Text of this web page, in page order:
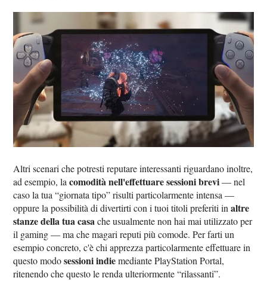
Altri scenari che potresti reputare interessanti riguardano inoltre,
ad esempio, lacomodità nell'effettuare sessioni brevi— nel
caso la tua “giornata tipo” risulti particolarmente intensa —
oppure la possibilità di divertirti con i tuoi titoli preferiti inaltre
stanze della tua casache usualmente non hai mai utilizzato per
il gaming — ma che magari reputi più comode. Per farti un
esempio concreto, c'è chi apprezza particolarmente effettuare in
questo modosessioni indiemediante PlayStation Portal,
ritenendo che questo le renda ulteriormente “rilassanti”.